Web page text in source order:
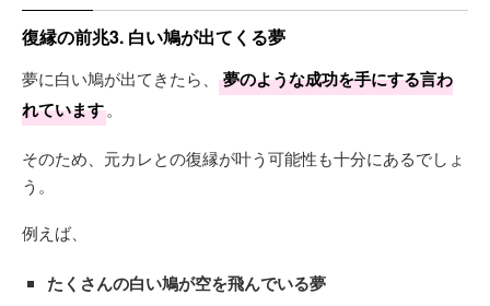
復縁の前兆3. 白い鳩が出てくる夢
夢に白い鳩が出てきたら、
夢のような成功を手にする言わ
れています。
そのため、元カレとの復縁が叶う可能性も十分にあるでしょ
う。
例えば、
たくさんの白い鳩が空を飛んでいる夢